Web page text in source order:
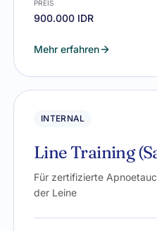
PREIS
900.000 IDR
Mehr erfahren
INTERNAL
Line Training
Für zertifizierte
der Leine